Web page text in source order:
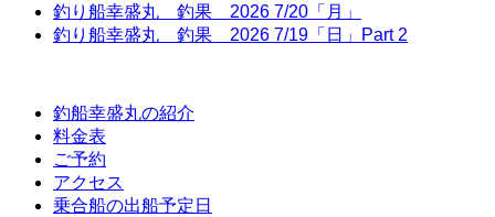
釣り船幸盛丸 釣果 2026 7/20「月」
釣り船幸盛丸 釣果 2026 7/19「日」Part 2
釣船幸盛丸の紹介
料金表
ご予約
アクセス
乗合船の出船予定日